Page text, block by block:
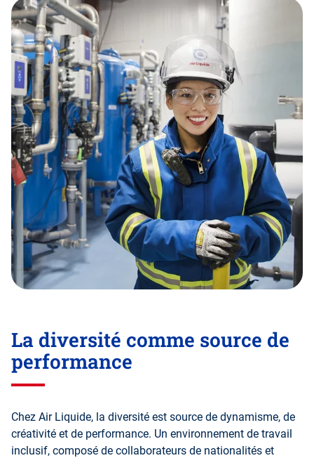
La diversité comme source de
performance
Chez Air Liquide, la diversité est source de dynamisme, de
créativité et de performance. Un environnement de travail
inclusif, composé de collaborateurs de nationalités et